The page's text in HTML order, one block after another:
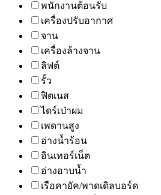
พนักงานต้อนรับ
เครื่องปรับอากาศ
จาน
เครื่องล้างจาน
ลิฟต์
รั้ว
ฟิตเนส
ไดร์เป่าผม
เพดานสูง
อ่างน้ำร้อน
อินเทอร์เน็ต
อ่างอาบน้ำ
เรือคายัค/พาดเดิลบอร์ด